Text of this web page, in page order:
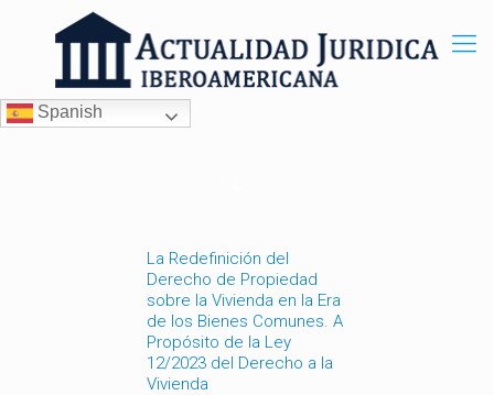
Spanish
La Redefinición del
Derecho de Propiedad
sobre la Vivienda en la Era
de los Bienes Comunes. A
Propósito de la Ley
12/2023 del Derecho a la
Vivienda